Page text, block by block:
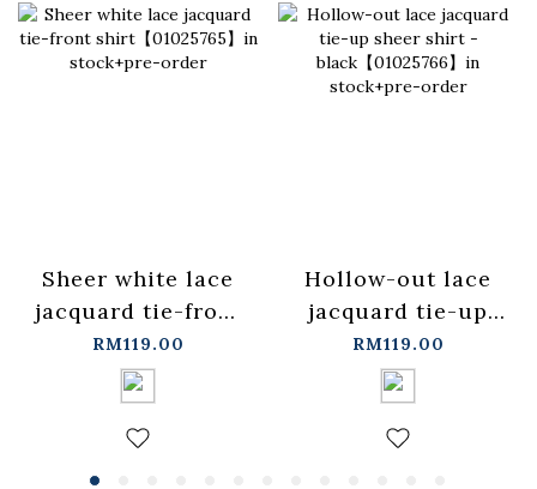
Sheer white lace
jacquard tie-front
shirt【01025765】
in stock+pre-order
RM119.00
Hollow-out lace
jacquard tie-up
sheer shirt -
black【01025766】
in stock+pre-order
RM119.00